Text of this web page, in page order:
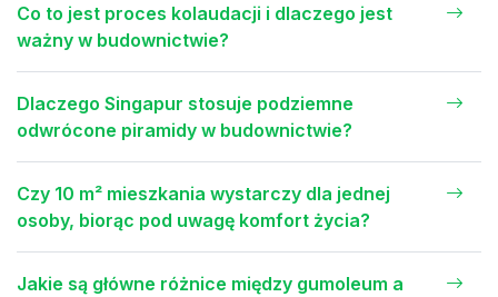
Co to jest proces kolaudacji i dlaczego jest
ważny w budownictwie?
Dlaczego Singapur stosuje podziemne
odwrócone piramidy w budownictwie?
Czy 10 m² mieszkania wystarczy dla jednej
osoby, biorąc pod uwagę komfort życia?
Jakie są główne różnice między gumoleum a